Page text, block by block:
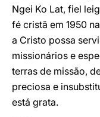
Ngei Ko Lat, fiel
fé cristã em 1950
a Cristo possa
missionários e
terras de missão,
preciosa e
está grata.